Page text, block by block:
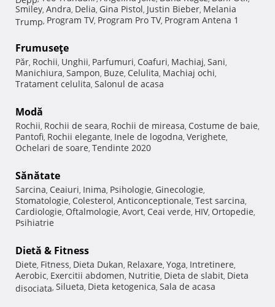
Smiley, Andra, Delia, Gina Pistol, Justin Bieber, Melania
Trump, Program TV, Program Pro TV, Program Antena 1
Frumuseţe
Păr, Rochii, Unghii, Parfumuri, Coafuri, Machiaj, Sani,
Manichiura, Sampon, Buze, Celulita, Machiaj ochi,
Tratament celulita, Salonul de acasa
Modă
Rochii, Rochii de seara, Rochii de mireasa, Costume de baie,
Pantofi, Rochii elegante, Inele de logodna, Verighete,
Ochelari de soare, Tendinte 2020
Sănătate
Sarcina, Ceaiuri, Inima, Psihologie, Ginecologie,
Stomatologie, Colesterol, Anticonceptionale, Test sarcina,
Cardiologie, Oftalmologie, Avort, Ceai verde, HIV, Ortopedie,
Psihiatrie
Dietă & Fitness
Diete, Fitness, Dieta Dukan, Relaxare, Yoga, Intretinere,
Aerobic, Exercitii abdomen, Nutritie, Dieta de slabit, Dieta
disociata, Silueta, Dieta ketogenica, Sala de acasa